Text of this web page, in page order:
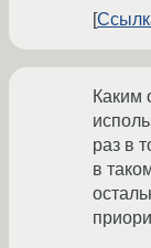
Каким
раз в
в